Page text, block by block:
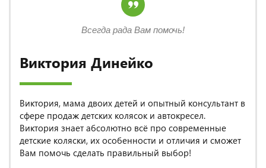
Виктория Динейко
Виктория, мама двоих детей и опытный консультант в
сфере продаж детских колясок и автокресел.
Виктория знает абсолютно всё про современные
детские коляски, их особенности и отличия и сможет
Вам помочь сделать правильный выбор!
Всегда рада Вам помочь!